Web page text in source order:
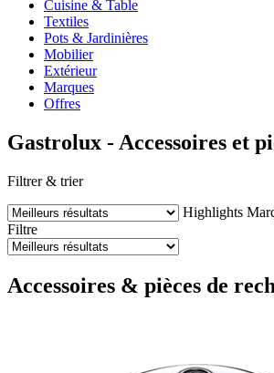
Cuisine & Table
Textiles
Pots & Jardinières
Mobilier
Extérieur
Marques
Offres
Gastrolux - Accessoires et
Filtrer & trier
Highlights
Filtre
Accessoires & pièces de